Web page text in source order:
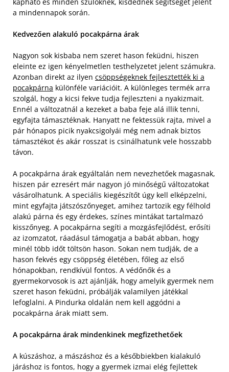
a mindennapok során.
Kedvezően alakuló pocakpárna árak
Nagyon sok kisbaba nem szeret hason feküdni, hiszen
eleinte ez igen kényelmetlen testhelyzetet jelent számukra.
Azonban direkt az ilyen csöppségeknek fejlesztették ki a
pocakpárna különféle variációit. A különleges termék arra
szolgál, hogy a kicsi fekve tudja fejleszteni a nyakizmait.
Ennél a változatnál a kezeket a baba feje alá illik tenni,
egyfajta támasztéknak. Hanyatt ne fektessük rajta, mivel a
pár hónapos picik nyakcsigolyái még nem adnak biztos
támasztékot és akár rosszat is csinálhatunk vele hosszabb
távon.
A pocakpárna árak egyáltalán nem nevezhetőek magasnak,
hiszen pár ezresért már nagyon jó minőségű változatokat
vásárolhatunk. A speciális kiegészítőt úgy kell elképzelni,
mint egyfajta játszószőnyeget, amihez tartozik egy félhold
alakú párna és egy érdekes, színes mintákat tartalmazó
kisszőnyeg. A pocakpárna segíti a mozgásfejlődést, erősíti
az izomzatot, ráadásul támogatja a babát abban, hogy
minél több időt töltsön hason. Sokan nem tudják, de a
hason fekvés egy csöppség életében, főleg az első
hónapokban, rendkívül fontos. A védőnők és a
gyermekorvosok is azt ajánlják, hogy amelyik gyermek nem
szeret hason feküdni, próbálják valamilyen játékkal
lefoglalni. A Pindurka oldalán nem kell aggódni a
pocakpárna árak miatt sem.
A pocakpárna árak mindenkinek megfizethetőek
A kúszáshoz, a mászáshoz és a későbbiekben kialakuló
járáshoz is fontos, hogy a gyermek izmai elég fejlettek